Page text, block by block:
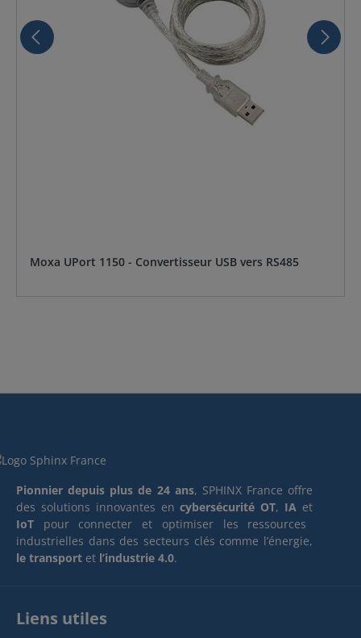
Moxa UPort 1150 - Convertisseur USB vers RS485
Pionnier depuis plus de 24 ans, SPHINX France offre
des solutions innovantes encybersécurité OT, IA et
IoT pour connecter et optimiser les ressources
industrielles dans des secteurs clés comme l’énergie,
le transport et l’industrie 4.0.
Liens utiles